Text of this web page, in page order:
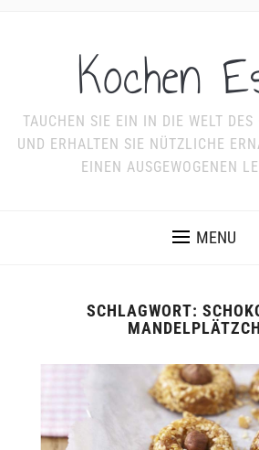
Kochen
TAUCHEN SIE EIN IN DIE WELT DES
UND ERHALTEN SIE NÜTZLICHE
EINEN AUSGEWOGENEN
MENU
SCHLAGWORT: